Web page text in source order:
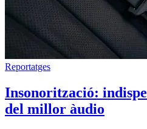
Reportatges
Insonorització:
del millor àudio